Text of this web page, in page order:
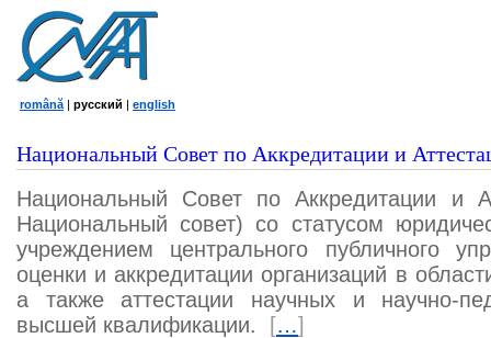
română | русский | english
Национальный Совет по Аккредитации и
Национальный Совет по Аккредитации и
Национальный совет) со статусом
учреждением центрального публичного
оценки и аккредитации организаций в
а также аттестации научных и научно-
высшей квалификации.
[…]